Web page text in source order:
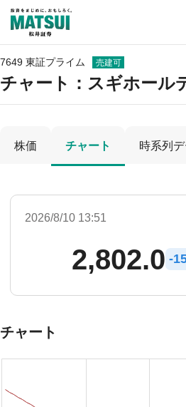
7649 東証プライム 売建可
チャート： スギホール
株価 チャート 時系列
2026/8/10 13:51
2,802.0 -
チャート